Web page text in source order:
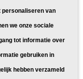
voor de
personaliseren van
we onze sociale
tot informatie over
gebruiken in
hebben verzameld